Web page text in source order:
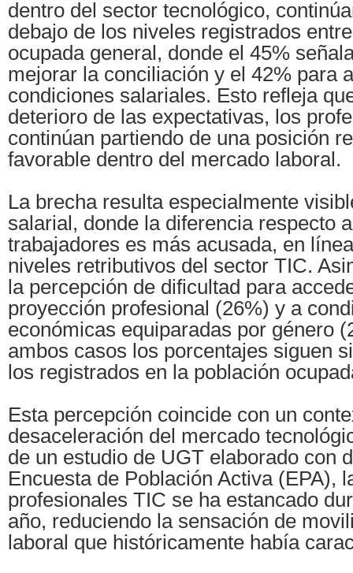
dentro del sector tecnológico,
debajo de los niveles registrados
ocupada general, donde el 45%
mejorar la conciliación y el 42% para
condiciones salariales. Esto refleja
deterioro de las expectativas, los
continúan partiendo de una posición
favorable dentro del mercado laboral.
La brecha resulta especialmente
salarial, donde la diferencia respecto
trabajadores es más acusada, en
niveles retributivos del sector TIC.
la percepción de dificultad para
proyección profesional (26%) y a
económicas equiparadas por género
ambos casos los porcentajes siguen
los registrados en la población
Esta percepción coincide con un
desaceleración del mercado
de un estudio de UGT elaborado con
Encuesta de Población Activa (EPA),
profesionales TIC se ha estancado
año, reduciendo la sensación de
laboral que históricamente había